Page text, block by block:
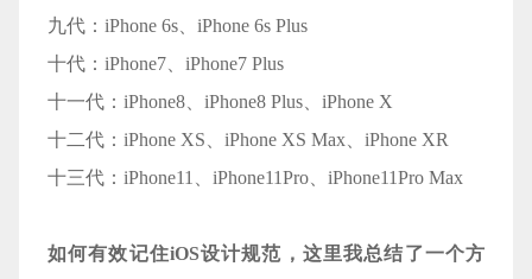
九代：iPhone 6s、iPhone 6s Plus
十代：iPhone7、iPhone7 Plus
十一代：iPhone8、iPhone8 Plus、iPhone X
十二代：iPhone XS、iPhone XS Max、iPhone XR
十三代：iPhone11、iPhone11Pro、iPhone11Pro Max
如何有效记住iOS设计规范，这里我总结了一个方